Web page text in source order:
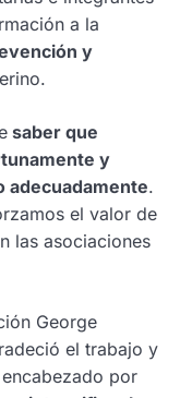
a la
y
saber que
y
adecuadamente.
el valor de
las asociaciones
George
el trabajo y
por